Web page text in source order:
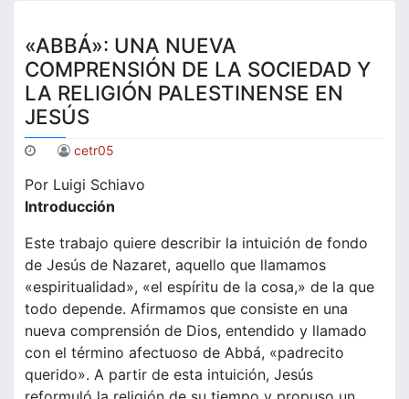
«ABBÁ»: UNA NUEVA
COMPRENSIÓN DE LA SOCIEDAD Y
LA RELIGIÓN PALESTINENSE EN
JESÚS
cetr05
Por Luigi Schiavo
Introducción
Este trabajo quiere describir la intuición de fondo
de Jesús de Nazaret, aquello que llamamos
«espiritualidad», «el espíritu de la cosa,» de la que
todo depende. Afirmamos que consiste en una
nueva comprensión de Dios, entendido y llamado
con el término afectuoso de Abbá, «padrecito
querido». A partir de esta intuición, Jesús